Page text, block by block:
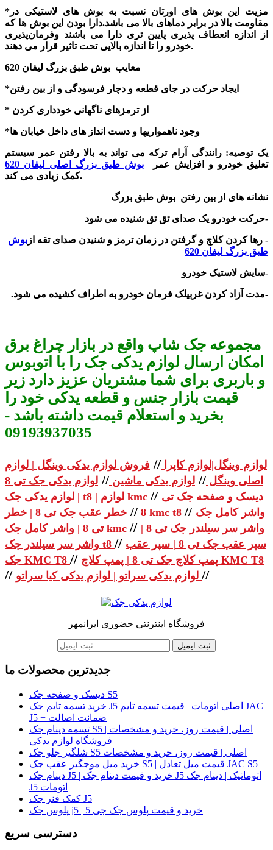
*مزیت این بوش های اورتان نسبت به بوش های لاستیکی در
مقاومت بالا در برابر دماهای بالا می باشد.دارا بودن این بوش ها که
از اندازه انعطاف پذیری پایین تری دارا می باشند وفرمان‌پذیری
خودرو را تا اندازه بالایی تحت تاثیر قرار می دهند.
معایب بوش طبق بزرگ لیفان 620
*ایجاد حرکت در جای قطعه و دچار فرسودگی و از بین رفتن
* از ترمزهای ناگهانی خودداری کردن
یک توصیه: رانندگی آرام ترکه می تواند به بالا رفتن عمر سیستم
تعلیق خودرو و افزایش عمر بوش طبق بزرگ اصلی لیفان 620
کمک زیادی می کند.
نشانه های از بین رفتن بوش طبق بزرگ
-حرکت خودرو یک صدای تق تق شنیده می شود
- رها کردن کلاچ و گرفتن در زمان ترمز و شنیدن صدای تقه از بوش
طبق بزرگ لیفان 620
-سایش لاستیک خودرو
-مدت آزاد کردنغربیلک فرمان خودرو به اطراف کشیده می شود.
مجموعه جک شاپ واقع در بازار چراغ برق
امکان ارسال لوازم یدکی جک را با اتوبوس
و باربری برای شما مشتریان عزیز دارد زیر
قیمت بازار جنس و قطعه یدکی خود را
بخرید و استعلام قیمت داشته باشد -
09193937035
لوازم وینگل|لوازم کاپرا // فروش لوازم یدکی وینگل | لوازم
اصلی وینگل // لوازم یدکی ماشین //
لوازم یدکی جک تی 8
| لوازم یدکی جک t8 | لوازم kmc // دیسک و صفحه جک تی
8
// خطر عقب جک تی 8 | خطر kmc t8 // واشر کامل جک
تی 8 | واشر کامل جک kmc // واشر سر سیلندر جک تی 8 |
واشر سر سیلندر جک t8 // سپر عقب جک تی 8 | سپر عقب
جک KMC T8 // پمپ کلاچ جک تی 8 | پمپ کلاچ KMC T8
// //
فروشگاه اینترنتی حضوری ایرانمهر
ثبت ایمیل
جدیدترین محصولات ما
دیسک و صفحه جک S5
خرید تسمه تایم جک J5 اصلی اتومات | قیمت تسمه تایم JAC
J5 + ضمانت اصالت
تسمه دینام جک S5 اصلی | قیمت روز، خرید و مشخصات |
فروشگاه لوازم یدکی
شلگیر جلو جک S5 اصلی | قیمت روز، خرید و مشخصات
خرید میل موجگیر عقب جک S5 | قیمت میل تعادل JAC S5
دینام جک J5 | خرید و قیمت دینام جک J5 اتوماتیک | دینام جک
J5 اتومات
کمک فنر جک J5
پلوس جک j5 | خرید و قیمت پلوس جک جی 5
دسترسی سریع